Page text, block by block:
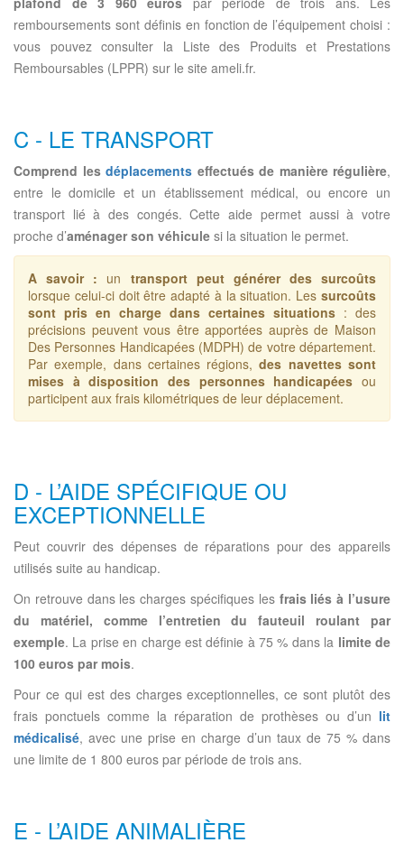
remboursements sont définis en fonction de l’équipement choisi :
vous pouvez consulter la Liste des Produits et Prestations
Remboursables (LPPR) sur le site ameli.fr.
C - LE TRANSPORT
Comprend les déplacements effectués de manière régulière,
entre le domicile et un établissement médical, ou encore un
transport lié à des congés. Cette aide permet aussi à votre
proche d’aménager son véhicule si la situation le permet.
A savoir : un transport peut générer des surcoûts
lorsque celui-ci doit être adapté à la situation. Les surcoûts
sont pris en charge dans certaines situations : des
précisions peuvent vous être apportées auprès de Maison
Des Personnes Handicapées (MDPH) de votre département.
Par exemple, dans certaines régions,des navettes sont
mises à disposition des personnes handicapées ou
participent aux frais kilométriques de leur déplacement.
D - L’AIDE SPÉCIFIQUE OU
EXCEPTIONNELLE
Peut couvrir des dépenses de réparations pour des appareils
utilisés suite au handicap.
On retrouve dans les charges spécifiques les frais liés à l’usure
du matériel, comme l’entretien du fauteuil roulant par
exemple. La prise en charge est définie à 75 % dans la limite de
100 euros par mois.
Pour ce qui est des charges exceptionnelles, ce sont plutôt des
frais ponctuels comme la réparation de prothèses ou d’un lit
médicalisé, avec une prise en charge d’un taux de 75 % dans
une limite de 1 800 euros par période de trois ans.
E - L’AIDE ANIMALIÈRE